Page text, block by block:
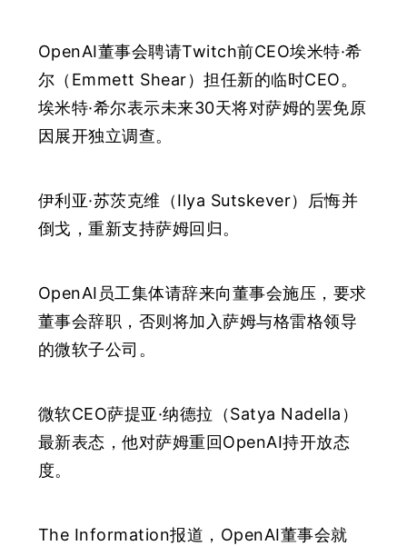
OpenAI董事会聘请Twitch前CEO埃米特·希
尔（Emmett Shear）担任新的临时CEO。
埃米特·希尔表示未来30天将对萨姆的罢免原
因展开独立调查。
伊利亚·苏茨克维（Ilya Sutskever）后悔并
倒戈，重新支持萨姆回归。
OpenAI员工集体请辞来向董事会施压，要求
董事会辞职，否则将加入萨姆与格雷格领导
的微软子公司。
微软CEO萨提亚·纳德拉（Satya Nadella）
最新表态，他对萨姆重回OpenAI持开放态
度。
The Information报道，OpenAI董事会就